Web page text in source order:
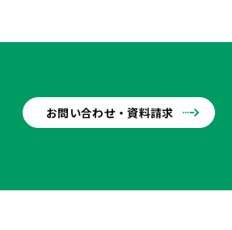
お問い合わせ・資料請求